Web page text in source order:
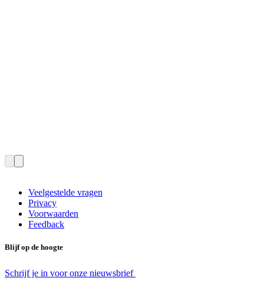
Veelgestelde vragen
Privacy
Voorwaarden
Feedback
Blijf op de hoogte
Schrijf je in voor onze nieuwsbrief